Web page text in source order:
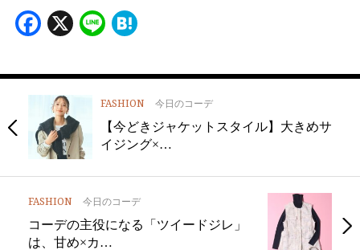
Facebook
X Line
FASHION 今日のコーデ
【今どきジャケットスタイル】大きめサ
イジング×…
FASHION 今日のコーデ
コーデの主役になる「ツイードジレ」
は、甘め×カ…